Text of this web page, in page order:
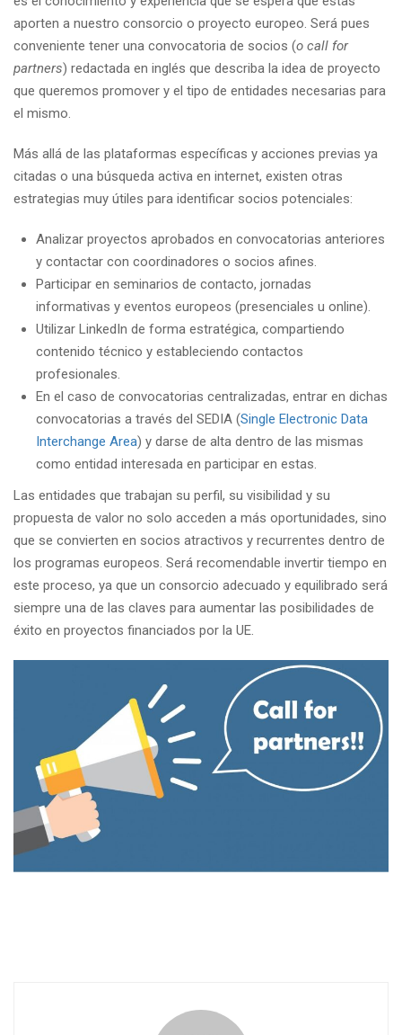
aporten a nuestro consorcio o proyecto europeo. Será pues
conveniente tener una convocatoria de socios (o call for
partners) redactada en inglés que describa la idea de proyecto
que queremos promover y el tipo de entidades necesarias para
el mismo.
Más allá de las plataformas específicas y acciones previas ya
citadas o una búsqueda activa en internet, existen otras
estrategias muy útiles para identificar socios potenciales:
Analizar proyectos aprobados en convocatorias anteriores
y contactar con coordinadores o socios afines.
Participar en seminarios de contacto, jornadas
informativas y eventos europeos (presenciales u online).
Utilizar LinkedIn de forma estratégica, compartiendo
contenido técnico y estableciendo contactos
profesionales.
En el caso de convocatorias centralizadas, entrar en dichas
convocatorias a través del SEDIA (Single Electronic Data
Interchange Area) y darse de alta dentro de las mismas
como entidad interesada en participar en estas.
Las entidades que trabajan su perfil, su visibilidad y su
propuesta de valor no solo acceden a más oportunidades, sino
que se convierten en socios atractivos y recurrentes dentro de
los programas europeos. Será recomendable invertir tiempo en
este proceso, ya que un consorcio adecuado y equilibrado será
siempre una de las claves para aumentar las posibilidades de
éxito en proyectos financiados por la UE.